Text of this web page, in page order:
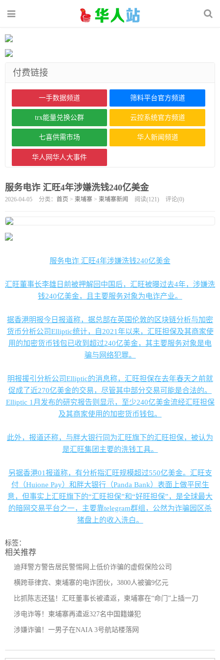
付费链接
一手数据频道 筛料平台官方频道
trx能量兑换公群 云控系统官方频道
七喜供需市场 华人新闻频道
华人网华人大事件
服务电诈 汇旺4年涉嫌洗钱240亿美金
2026-04-05 分类： 首页 > 柬埔寨 > 柬埔寨新闻 阅读(121) 评论(0)
服务电诈 汇旺4年涉嫌洗钱240亿美金
汇旺董事长李雄日前被押解回中国后，汇旺被曝过去4年，涉嫌洗
钱240亿美金，且主要服务对象为电诈产业。
据香港明报今日报道称，据总部在英国伦敦的区块链分析与加密
货币分析公司Elliptic统计，自2021年以来，汇旺担保及其商家使
用的加密货币钱包已收到超过240亿美金，其主要服务对象是电
骗与网络犯罪。
明报援引分析公司Elliptic的消息称，汇旺担保在去年春天之前就
促成了近270亿美金的交易，尽管其中部分交易可能是合法的。
Elliptic 1月发布的研究报告则显示，至少240亿美金流经汇旺担保
及其商家使用的加密货币钱包。
此外，报道还称，与胖大银行同为汇旺旗下的汇旺担保，被认为
是汇旺集团主要的洗钱工具。
另据香港01报道称，有分析指汇旺规模超过550亿美金。汇旺支
付（Huione Pay）和胖大银行（Panda Bank）表面上做平民生
意，但事实上汇旺旗下的“汇旺担保”和“好旺担保”，是全球最大
的暗网交易平台之一，主要靠telegram群组，公然为诈骗园区杀
猪盘上的收入洗白。
标签：
相关推荐
迪拜警方警告居民警惕网上低价诈骗的虚假保险公司
横跨菲律宾、柬埔寨的电诈团伙，3800人被骗9亿元
比抓陈志还猛！汇旺董事长被遣返，柬埔寨在“命门”上插一刀
涉电诈等！柬埔寨再遣返327名中国籍嫌犯
涉嫌诈骗！一男子在NAIA 3号航站楼落网